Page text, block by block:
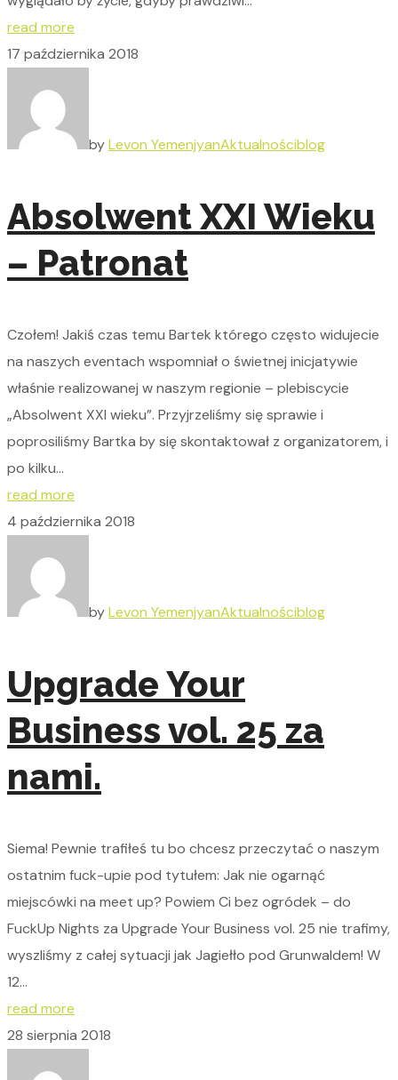
read more
17 października 2018
byLevon YemenjyanAktualnościblog
Absolwent XXI Wieku
– Patronat
Czołem! Jakiś czas temu Bartek którego często widujecie
na naszych eventach wspomniał o świetnej inicjatywie
właśnie realizowanej w naszym regionie – plebiscycie
„Absolwent XXI wieku”. Przyjrzeliśmy się sprawie i
poprosiliśmy Bartka by się skontaktował z organizatorem, i
po kilku...
read more
4 października 2018
byLevon YemenjyanAktualnościblog
Upgrade Your
Business vol. 25 za
nami.
Siema! Pewnie trafiłeś tu bo chcesz przeczytać o naszym
ostatnim fuck-upie pod tytułem: Jak nie ogarnąć
miejscówki na meet up? Powiem Ci bez ogródek – do
FuckUp Nights za Upgrade Your Business vol. 25 nie trafimy,
wyszliśmy z całej sytuacji jak Jagiełło pod Grunwaldem! W
12...
read more
28 sierpnia 2018